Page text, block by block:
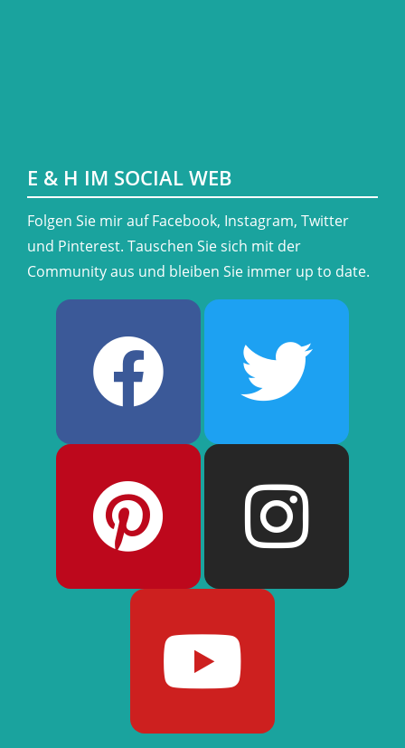
E & H IM SOCIAL WEB
​Folgen Sie mir auf Facebook, Instagram, Twitter
und Pinterest. Tauschen Sie sich mit der
Community aus und bleiben Sie immer up to date.